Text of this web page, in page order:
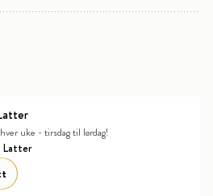
uke - tirsdag til lørdag!
Latter